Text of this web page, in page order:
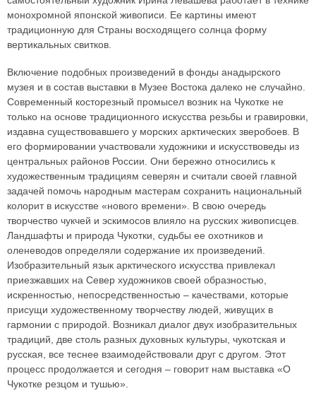
монохромной японской живописи. Ее картины имеют
традиционную для Страны восходящего солнца форму
вертикальных свитков.
Включение подобных произведений в фонды анадырского
музея и в состав выставки в Музее Востока далеко не случайно.
Современный косторезный промысел возник на Чукотке не
только на основе традиционного искусства резьбы и гравировки,
издавна существовавшего у морских арктических зверобоев. В
его формировании участвовали художники и искусствоведы из
центральных районов России. Они бережно относились к
художественным традициям северян и считали своей главной
задачей помочь народным мастерам сохранить национальный
колорит в искусстве «нового времени». В свою очередь
творчество чукчей и эскимосов влияло на русских живописцев.
Ландшафты и природа Чукотки, судьбы ее охотников и
оленеводов определяли содержание их произведений.
Изобразительный язык арктического искусства привлекал
приезжавших на Север художников своей образностью,
искренностью, непосредственностью – качествами, которые
присущи художественному творчеству людей, живущих в
гармонии с природой. Возникал диалог двух изобразительных
традиций, две столь разных духовных культуры, чукотская и
русская, все теснее взаимодействовали друг с другом. Этот
процесс продолжается и сегодня – говорит нам выставка «О
Чукотке резцом и тушью».